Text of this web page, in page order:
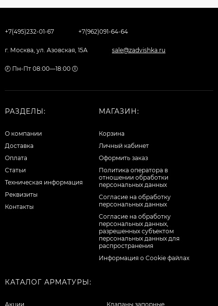
+7(495)232-01-67 +7(962)091-64-64
г. Москва, ул. Азовская, 15А sale@zadvishka.ru
🕗 Пн-Пт 08:00—18:00 🕕
РАЗДЕЛЫ:
О компании
Доставка
Оплата
Статьи
Техническая информация
Реквизиты
Контакты
МАГАЗИН:
Корзина
Личный кабинет
Оформить заказ
Политика оператора в
отношении обработки
персональных данных
Согласие на обработку
персональных данных
Cогласие на обработку
персональных данных,
разрешенных субъектом
персональных данных для
распространения
Информация о Cookie файлах
КАТАЛОГ АРМАТУРЫ:
Акции Клапаны запорные